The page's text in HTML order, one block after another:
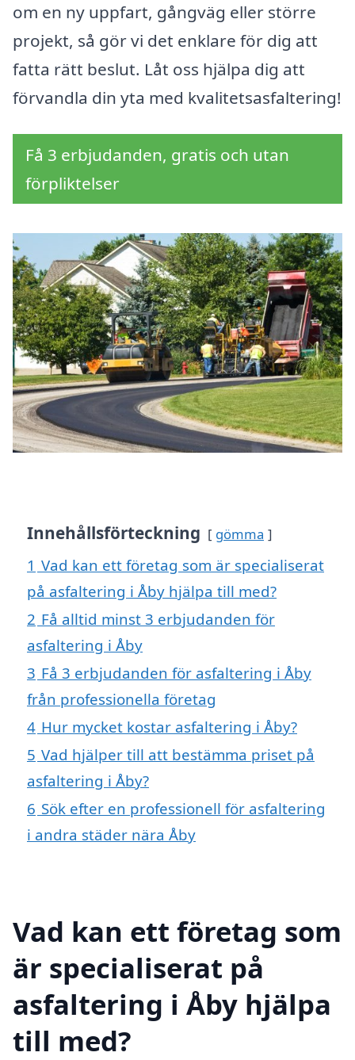
om en ny uppfart, gångväg eller större
projekt, så gör vi det enklare för dig att
fatta rätt beslut. Låt oss hjälpa dig att
förvandla din yta med kvalitetsasfaltering!
Få 3 erbjudanden, gratis och utan
förpliktelser
Innehållsförteckning gömma
1 Vad kan ett företag som är specialiserat
på asfaltering i Åby hjälpa till med?
2 Få alltid minst 3 erbjudanden för
asfaltering i Åby
3 Få 3 erbjudanden för asfaltering i Åby
från professionella företag
4 Hur mycket kostar asfaltering i Åby?
5 Vad hjälper till att bestämma priset på
asfaltering i Åby?
6 Sök efter en professionell för asfaltering
i andra städer nära Åby
Vad kan ett företag som
är specialiserat på
asfaltering i Åby hjälpa
till med?